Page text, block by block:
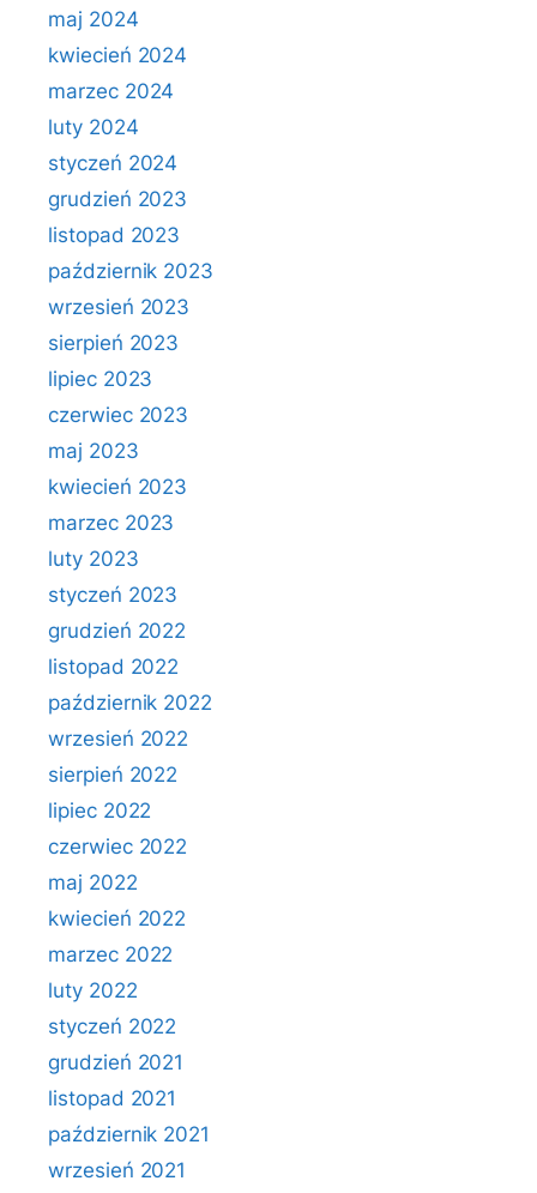
maj 2024
kwiecień 2024
marzec 2024
luty 2024
styczeń 2024
grudzień 2023
listopad 2023
październik 2023
wrzesień 2023
sierpień 2023
lipiec 2023
czerwiec 2023
maj 2023
kwiecień 2023
marzec 2023
luty 2023
styczeń 2023
grudzień 2022
listopad 2022
październik 2022
wrzesień 2022
sierpień 2022
lipiec 2022
czerwiec 2022
maj 2022
kwiecień 2022
marzec 2022
luty 2022
styczeń 2022
grudzień 2021
listopad 2021
październik 2021
wrzesień 2021